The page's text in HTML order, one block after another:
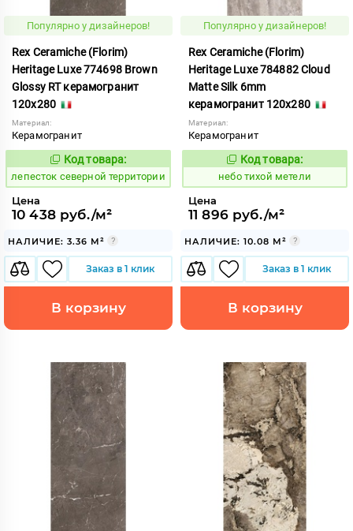
Популярно у дизайнеров!
Rex Ceramiche (Florim)
Heritage Luxe 774698 Brown
Glossy RT керамогранит
120x280
Материал:
Керамогранит
869979
Код товара:
лепесток северной территории
Цена
10 438 руб./м²
НАЛИЧИЕ: 3.36 М²
Заказ в 1 клик
В корзину
Популярно у дизайнеров!
Rex Ceramiche (Florim)
Heritage Luxe 784882 Cloud
Matte Silk 6mm
керамогранит 120x280
Материал:
Керамогранит
1122050
Код товара:
небо тихой метели
Цена
11 896 руб./м²
НАЛИЧИЕ: 10.08 М²
Заказ в 1 клик
В корзину